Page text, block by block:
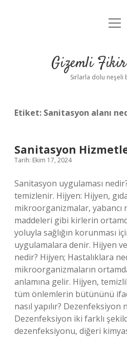
Anasayfa
Yasal
Gizemli
Sırlarla dolu neşeli
Etiket: Sanitasyon alanı
Sanitasyon
Tarih: Ekim 17, 2024
Sanitasyon uygulaması
temizlenir. Hijyen: Hijyen,
mikroorganizmalar, yabancı
maddeleri gibi kirlerin
yoluyla sağlığın korunması
uygulamalara denir. Hijyen
nedir? Hijyen; Hastalıklara
mikroorganizmaların
anlamına gelir. Hijyen,
tüm önlemlerin bütününü
nasıl yapılır? Dezenfeksiyon
Dezenfeksiyon iki farklı
dezenfeksiyonu, diğeri